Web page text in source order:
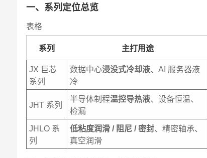
一、系列定位总览
表格
系列 主打用途
JX 巨芯
系列
数据中心浸没式冷却液、AI 服务器液
冷
JHT 系列
半导体制程温控导热液、设备恒温、
检漏
JHLO 系
列
低粘度润滑 / 阻尼 / 密封、精密轴承、
真空润滑